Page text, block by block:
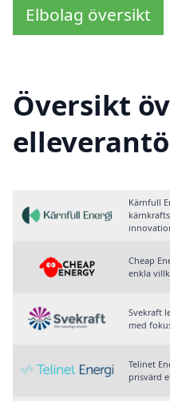
Elbolag översikt
Översikt
Kärnfull
Cheap
enkla
Svekraft
med
Telinet
prisvärd